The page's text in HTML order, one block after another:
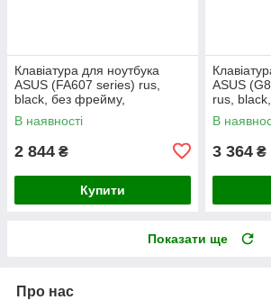
Клавіатура для ноутбука
ASUS (FA607 series) rus,
black, без фрейму,
підсвічування клавіш (RGB)
В наявності
2 844 ₴
Купити
ASUS
rus,
В
3 364 ₴
Показати ще
Про нас